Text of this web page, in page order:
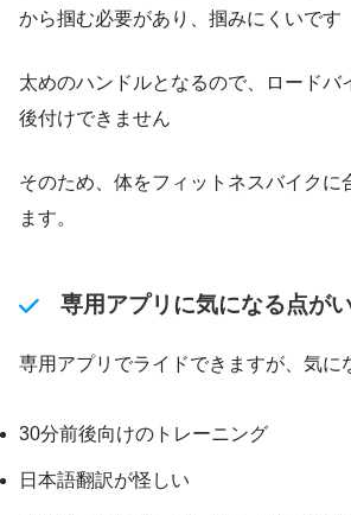
から掴む必要があり、掴みにくいです
太めのハンドルとなるので、ロードバ
後付けできません
そのため、体をフィットネスバイクに
ます。
専用アプリに気になる点が
専用アプリでライドできますが、気に
30分前後向けのトレーニング
日本語翻訳が怪しい